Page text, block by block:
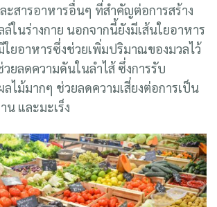
ะสารอาหารอื่นๆ ที่สำคัญต่อการสร้าง
ในร่างกาย นอกจากนี้ยังมีเส้นใยอาหาร
ยอาหารซึ่งช่วยเพิ่มปริมาณของมวลไว้
ยลดความดันในลำไส้ ซึ่งการรับ
ไม้มากๆ ช่วยลดความเสี่ยงต่อการเป็น
น และมะเร็ง